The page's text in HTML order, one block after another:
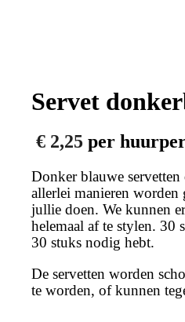
Servet
€ 2,25 per
Donker blauwe
allerlei manieren
jullie doen. We kunnen
helemaal af te stylen. 30
30 stuks nodig hebt.
De servetten worden
te worden, of kunnen